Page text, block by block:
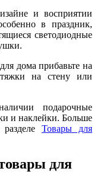
и восприятии
в праздник,
светодиодные
дома прибавьте на
на стену или
подарочные
и наклейки. Больше
Товары для
для